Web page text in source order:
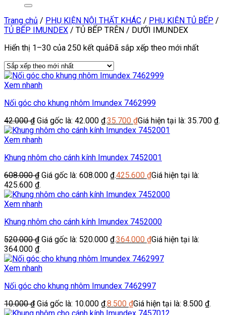
Trang chủ / PHỤ KIỆN NỘI THẤT KHÁC / PHỤ KIỆN TỦ BẾP /
TỦ BẾP IMUNDEX / TỦ BẾP TRÊN / DƯỚI IMUNDEX
Hiển thị 1–30 của 250 kết quảĐã sắp xếp theo mới nhất
Xem nhanh
Nối góc cho khung nhôm Imundex 7462999
42.000₫ Giá gốc là: 42.000 ₫.35.700 ₫Giá hiện tại là: 35.700 ₫.
Xem nhanh
Khung nhôm cho cánh kính Imundex 7452001
608.000₫ Giá gốc là: 608.000 ₫.425.600 ₫Giá hiện tại là:
425.600 ₫.
Xem nhanh
Khung nhôm cho cánh kính Imundex 7452000
520.000₫ Giá gốc là: 520.000 ₫.364.000 ₫Giá hiện tại là:
364.000 ₫.
Xem nhanh
Nối góc cho khung nhôm Imundex 7462997
10.000₫ Giá gốc là: 10.000 ₫.8.500 ₫Giá hiện tại là: 8.500 ₫.